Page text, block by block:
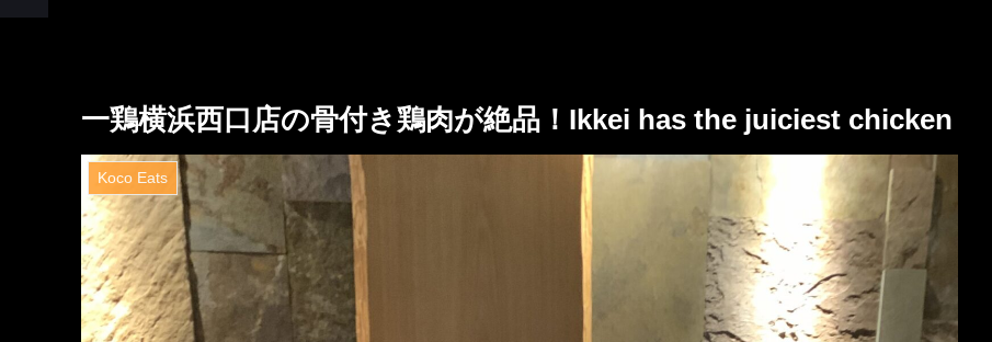
一鶏横浜西口店の骨付き鶏肉が絶品！Ikkei has the juiciest chicken
Koco Eats